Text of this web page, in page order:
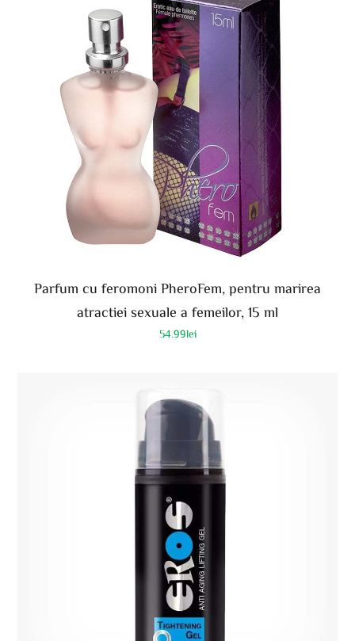
Parfum cu feromoni PheroFem, pentru marirea
atractiei sexuale a femeilor, 15 ml
54.99lei